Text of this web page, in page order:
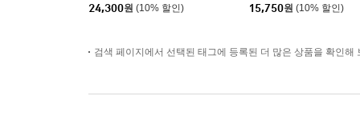
24,300원 (10% 할인)
15,750원 (10% 할인)
검색 페이지에서 선택된 태그에 등록된 더 많은 상품을 확인해